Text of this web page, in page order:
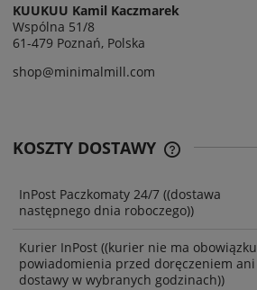
KUUKUU Kamil Kaczmarek
Wspólna 51/8
61-479 Poznań, Polska
shop@minimalmill.com
KOSZTY DOSTAWY
InPost Paczkomaty 24/7 ((dostawa
następnego dnia roboczego))
Kurier InPost ((kurier nie ma obowiązku
powiadomienia przed doręczeniem ani
dostawy w wybranych godzinach))